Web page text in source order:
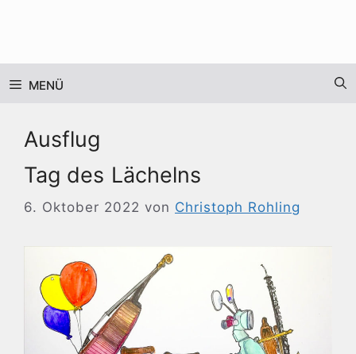
MENÜ
Ausflug
Tag des Lächelns
6. Oktober 2022 von Christoph Rohling